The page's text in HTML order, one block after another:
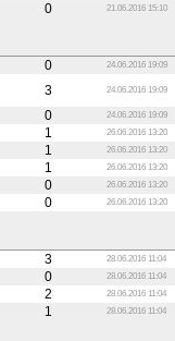
0 21.06.2016 15:10
0 24.06.2016 19:09
3 24.06.2016 19:09
0 24.06.2016 19:09
1 26.06.2016 13:20
1 26.06.2016 13:20
1 26.06.2016 13:20
0 26.06.2016 13:20
0 26.06.2016 13:20
3 28.06.2016 11:04
0 28.06.2016 11:04
2 28.06.2016 11:04
1 28.06.2016 11:04